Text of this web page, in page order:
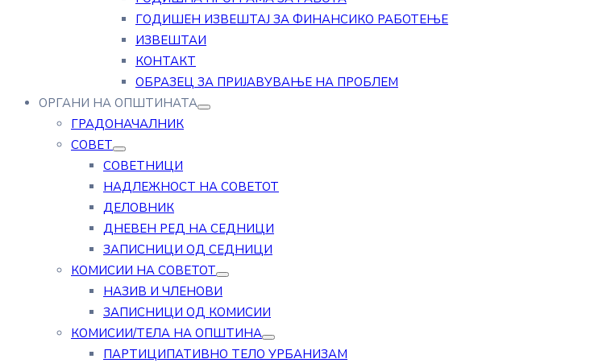
ГОДИШЕН ИЗВЕШТАЈ ЗА ФИНАНСИКО РАБОТЕЊЕ
ИЗВЕШТАИ
КОНТАКТ
ОБРАЗЕЦ ЗА ПРИЈАВУВАЊЕ НА ПРОБЛЕМ
ОРГАНИ НА ОПШТИНАТА
ГРАДОНАЧАЛНИК
СОВЕТ
СОВЕТНИЦИ
НАДЛЕЖНОСТ НА СОВЕТОТ
ДЕЛОВНИК
ДНЕВЕН РЕД НА СЕДНИЦИ
ЗАПИСНИЦИ ОД СЕДНИЦИ
КОМИСИИ НА СОВЕТОТ
НАЗИВ И ЧЛЕНОВИ
ЗАПИСНИЦИ ОД КОМИСИИ
КОМИСИИ/ТЕЛА НА ОПШТИНА
ПАРТИЦИПАТИВНО ТЕЛО УРБАНИЗАМ